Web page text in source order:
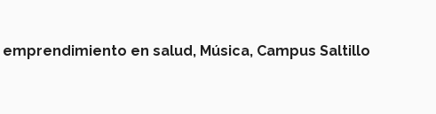
emprendimiento en salud, Música, Campus Saltillo